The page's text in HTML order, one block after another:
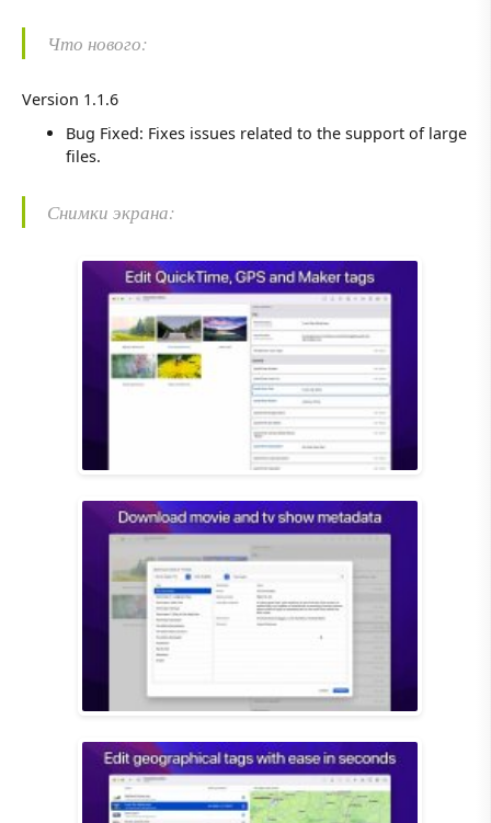
Что нового:
Version 1.1.6
Bug Fixed: Fixes issues related to the support of large
files.
Снимки экрана: